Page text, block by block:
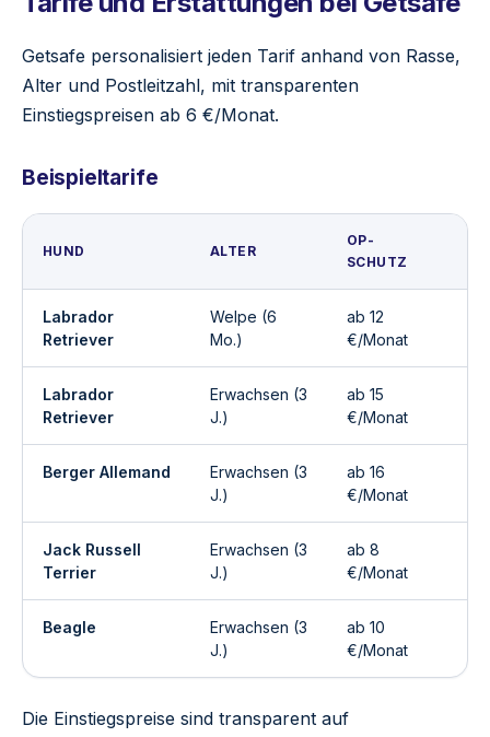
Getsafe personalisiert jeden Tarif anhand von Rasse,
Alter und Postleitzahl, mit transparenten
Einstiegspreisen ab 6 €/Monat.
Beispieltarife
HUND ALTER
OP-
SCHUTZ
Labrador
Retriever
Welpe (6
Mo.)
ab 12
€/Monat
Labrador
Retriever
Erwachsen (3
J.)
ab 15
€/Monat
Berger Allemand
Erwachsen (3
J.)
ab 16
€/Monat
Jack Russell
Terrier
Erwachsen (3
J.)
ab 8
€/Monat
Beagle
Erwachsen (3
J.)
ab 10
€/Monat
Die Einstiegspreise sind transparent auf